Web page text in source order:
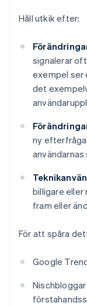
Håll utkik efter:
signalerar
exempel ser
det
ny
billigare eller
fram eller
För att spåra
Google